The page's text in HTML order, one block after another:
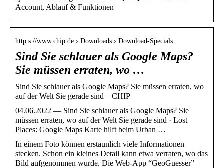
Account, Ablauf & Funktionen
http s://www.chip.de › Downloads › Download-Specials
Sind Sie schlauer als Google Maps?
Sie müssen erraten, wo …
Sind Sie schlauer als Google Maps? Sie müssen erraten, wo
auf der Welt Sie gerade sind – CHIP
04.06.2022 — Sind Sie schlauer als Google Maps? Sie
müssen erraten, wo auf der Welt Sie gerade sind · Lost
Places: Google Maps Karte hilft beim Urban …
In einem Foto können erstaunlich viele Informationen
stecken. Schon ein kleines Detail kann etwa verraten, wo das
Bild aufgenommen wurde. Die Web-App “GeoGuesser”